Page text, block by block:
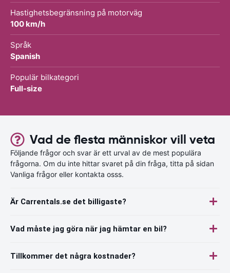
Hastighetsbegränsning på motorväg
100 km/h
Språk
Spanish
Populär bilkategori
Full-size
Vad de flesta människor vill veta
Följande frågor och svar är ett urval av de mest populära
frågorna. Om du inte hittar svaret på din fråga, titta på sidan
Vanliga frågor eller kontakta osss.
Är Carrentals.se det billigaste?
Vad måste jag göra när jag hämtar en bil?
Tillkommer det några kostnader?